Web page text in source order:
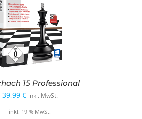
15 Professional
39,99 € inkl. MwSt.
inkl. 19 % MwSt.